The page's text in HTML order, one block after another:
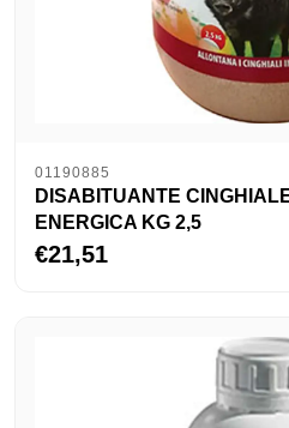
01190885
DISABITUANTE
ENERGICA KG 2,5
€21,51